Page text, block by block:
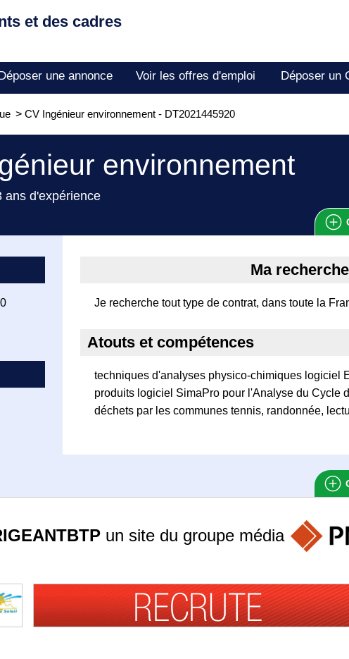
et des cadres
une annonce Voir les offres d'emploi Déposer un
> CV Ingénieur environnement - DT2021445920
environnement
ans d'expérience
Ma recherche
Je recherche tout type de contrat, dans toute la
Atouts et compétences
techniques d'analyses physico-chimiques logiciel
produits logiciel SimaPro pour l'Analyse du Cycle
déchets par les communes tennis, randonnée,
un site du groupe média